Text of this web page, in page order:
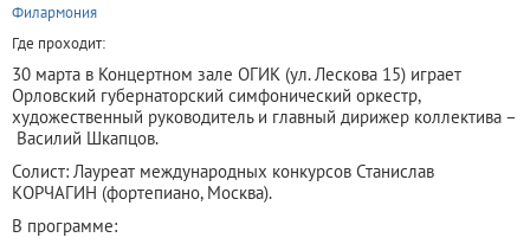
Филармония
Где проходит:
30 марта в Концертном зале ОГИК (ул. Лескова 15) играет
Орловский губернаторский симфонический оркестр,
художественный руководитель и главный дирижер коллектива –
Василий Шкапцов.
Солист: Лауреат международных конкурсов Станислав
КОРЧАГИН (фортепиано, Москва).
В программе: